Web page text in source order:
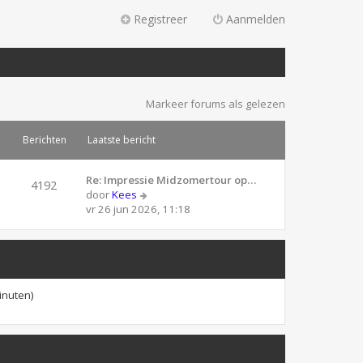
Aanmelden
Registreer
Markeer forums als gelezen
Berichten Laatste bericht
4192
Re: Impressie Midzomertour op…
doorKees
e
i
l
t
s
vr 26 jun 2026, 11:18